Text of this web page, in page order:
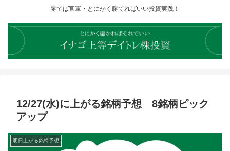
勝てば官軍・とにかく勝てればいい投資実践！
12/27(水)に上がる銘柄予想 8銘柄ピック
アップ
明日上がる銘柄予想